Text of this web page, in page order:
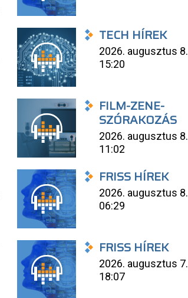
TECH HÍREK
2026. augusztus 8.
15:20
FILM-ZENE-
SZÓRAKOZÁS
2026. augusztus 8.
11:02
FRISS HÍREK
2026. augusztus 8.
06:29
FRISS HÍREK
2026. augusztus 7.
18:07